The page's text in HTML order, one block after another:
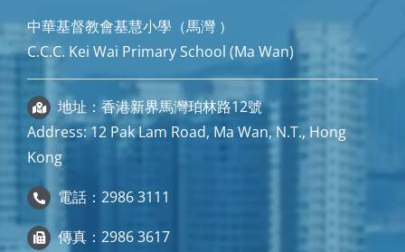
中華基督教會基慧小學（馬灣 ）
C.C.C. Kei Wai Primary School (Ma Wan)
地址：香港新界馬灣珀林路12號
Address: 12 Pak Lam Road, Ma Wan, N.T., Hong
Kong
電話：2986 3111
傳真：2986 3617